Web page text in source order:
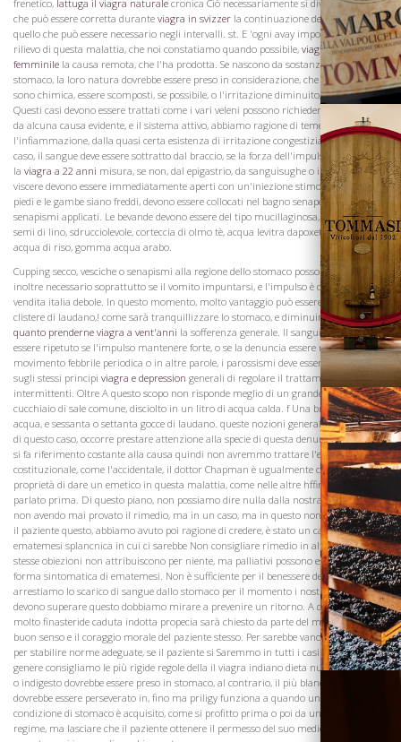
frenetico, lattuga il viagra naturale cronica Ciò necessariamente si dividerà in, ciò
che può essere corretta durante viagra in svizzer la continuazione del vomito e
quello che può essere necessario negli intervalli. st. E 'ogni avay importante per il
rilievo di questa malattia, che noi constatiamo quando possibile, viagra naturale
femminile la causa remota, che l'ha prodotta. Se nascono da sostanze ricavate nello
stomaco, la loro natura dovrebbe essere preso in considerazione, che possano, se
sono chimica, essere scomposti, se possibile, o l'irritazione diminuito, se sono acre.
Questi casi devono essere trattati come i vari veleni possono richiedere. Se procede
da alcuna causa evidente, e il sistema attivo, abbiamo ragione di temere
l'infiammazione, dalla quasi certa esistenza di irritazione congestizia. In questo
caso, il sangue deve essere sottratto dal braccio, se la forza dell'impulso giustificare
la viagra a 22 anni misura, se non, dal epigastrio, da sanguisughe o imbutitura. Le
viscere devono essere immediatamente aperti con un'iniezione stimolante, e se i
piedi e le gambe siano freddi, devono essere collocati nel bagno senape, pari o hanno
senapismi applicati. Le bevande devono essere del tipo mucillaginosa, come il tè di
semi di lino, sdrucciolevole, corteccia di olmo tè, acqua levitra dapoxetina d'orzo,
acqua di riso, gomma acqua arabo.
Cupping secco, vesciche o senapismi alla regione dello stomaco possono essere
inoltre necessario soprattutto se il vomito impuntarsi, e l'impulso è diventato cialis
vendita italia debole. In questo momento, molto vantaggio può essere trovata, da un
clistere di laudano,! come sarà tranquillizzare lo stomaco, e diminuireviagra
quanto prenderne viagra a vent'anni la sofferenza generale. Il sanguinamento deve
essere ripetuto se l'impulso mantenere forte, o se la denuncia essere regolata da un
movimento febbrile periodica o in altre parole, i parossismi deve essere trattata
sugli stessi principi viagra e depression generali di regolare il trattamento di
intermittenti. Oltre A questo scopo non risponde meglio di un grande tavolo-
cucchiaio di sale comune, disciolto in un litro di acqua calda. f Una branchia di
acqua, e sessanta o settanta gocce di laudano. queste nozioni generali della gestione
di questo caso, occorre prestare attenzione alla specie di questa denuncia, in quanto
si fa riferimento costante alla causa quindi non avremmo trattare l'ematemesi
costituzionale, come l'accidentale, il dottor Chapman è ugualmente convinto la
proprietà di dare un emetico in questa malattia, come nelle altre hffimorrhagies
parlato prima. Di questo piano, non possiamo dire nulla dalla nostra esperienza,
non avendo mai provato il rimedio, ma in un caso, ma in questo non ha beneficiato
il paziente questo, abbiamo avuto poi ragione di credere, è stato un caso di
ematemesi splancnica in cui ci sarebbe Non consigliare rimedio in altre forme, le
stesse obiezioni non attribuiscono per niente, ma palliativi possono essere utili in
forma sintomatica di ematemesi. Non è sufficiente per il benessere del paziente, che
arrestiamo lo scarico di sangue dallo stomaco per il momento i nostri sforzi
devono superare questo dobbiamo mirare a prevenire un ritorno. A questo scopo
molto finasteride caduta indotta propecia sarà chiesto da parte del medico, e più dal
buon senso e il coraggio morale del paziente stesso. Per sarebbe vano per il medico
per stabilire norme adeguate, se il paziente si Saremmo in tutti i casi di questo
genere consigliamo le più rigide regole della il viagra indiano dieta nulla stimolante
o indigesto dovrebbe essere preso in stomaco, al contrario, il più blando, par.
dovrebbe essere perseverato in, fino ma priligy funziona a quando una tale
condizione di stomaco è acquisito, come si profitto prima o poi da un più generoso
regime, ma lasciare che il paziente ottenere il permesso del suo medico prima di
Vini
Visita la
Cantina